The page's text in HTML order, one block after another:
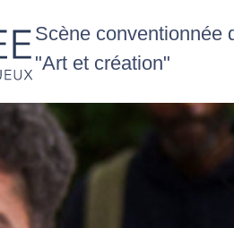
Scène conventionnée
"Art et création"